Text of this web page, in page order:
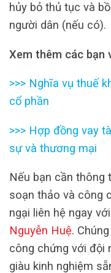
hủy bỏ thủ tục và
người dân (nếu có).
Xem thêm các bạn
>>> Nghĩa vụ thuế
cổ phần
>>> Hợp đồng vay
sự và thương mại
Nếu bạn cần thông
soạn thảo và công
ngại liên hệ ngay với
Nguyễn Huệ.
công chứng với đội
giàu kinh nghiệm